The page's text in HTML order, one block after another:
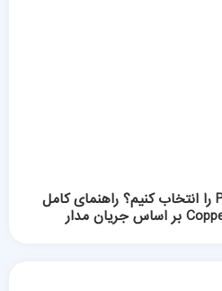
چگونه ضخامت مس PCB را انتخاب کنیم؟ راهنمای کامل